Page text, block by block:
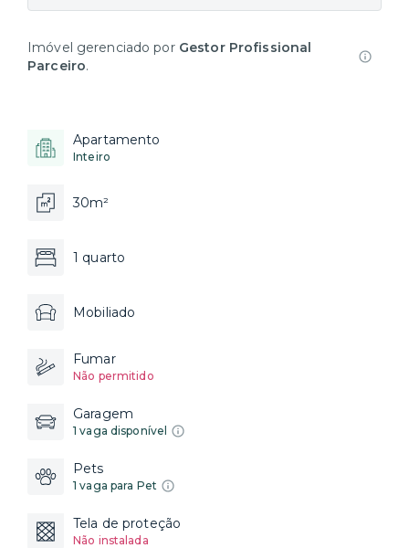
Imóvel gerenciado por Gestor Profissional
Parceiro.
Apartamento
Inteiro
30m²
1 quarto
Mobiliado
Fumar
Não permitido
Garagem
1 vaga disponível
Pets
1 vaga para Pet
Tela de proteção
Não instalada